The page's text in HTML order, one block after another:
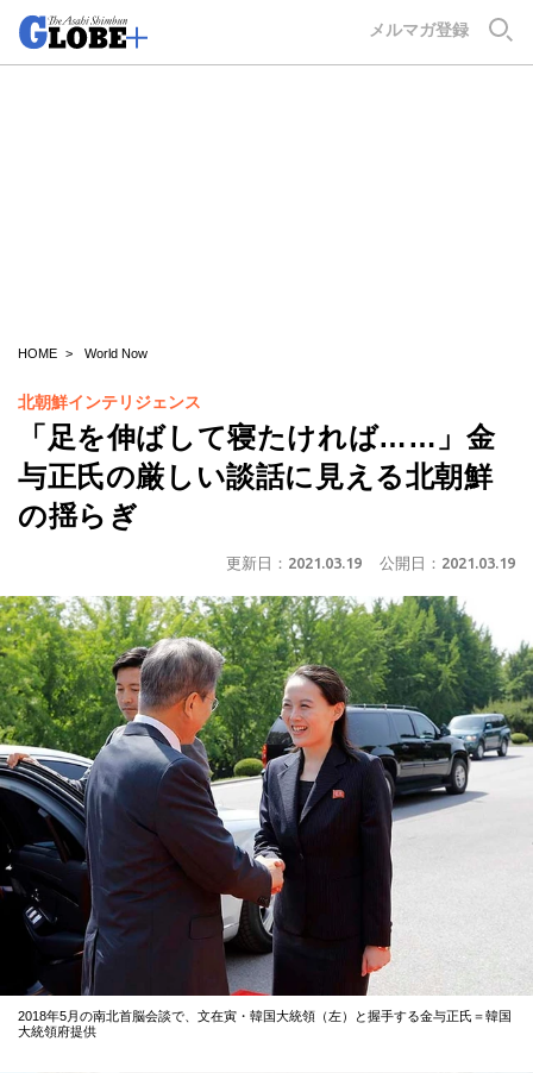
メルマガ登録
HOME World Now
北朝鮮インテリジェンス
「足を伸ばして寝たければ……」金
与正氏の厳しい談話に見える北朝鮮
の揺らぎ
更新日： 2021.03.19 公開日： 2021.03.19
2018年5月の南北首脳会談で、文在寅・韓国大統領（左）と握手する金与正氏＝韓国
大統領府提供